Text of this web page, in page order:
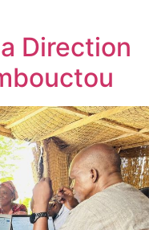
Direction